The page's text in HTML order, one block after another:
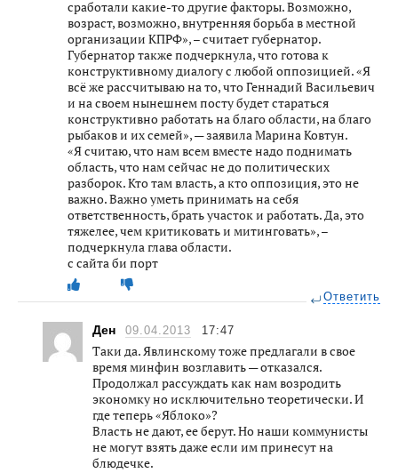
сработали какие-то другие факторы. Возможно,
возраст, возможно, внутренняя борьба в местной
организации КПРФ», – считает губернатор.
Губернатор также подчеркнула, что готова к
конструктивному диалогу с любой оппозицией. «Я
всё же рассчитываю на то, что Геннадий Васильевич
и на своем нынешнем посту будет стараться
конструктивно работать на благо области, на благо
рыбаков и их семей», — заявила Марина Ковтун.
«Я считаю, что нам всем вместе надо поднимать
область, что нам сейчас не до политических
разборок. Кто там власть, а кто оппозиция, это не
важно. Важно уметь принимать на себя
ответственность, брать участок и работать. Да, это
тяжелее, чем критиковать и митинговать», –
подчеркнула глава области.
с сайта би порт
Ответить
Ден 09.04.2013 17:47
Таки да. Явлинскому тоже предлагали в свое
время минфин возглавить — отказался.
Продолжал рассуждать как нам возродить
экономку но исключительно теоретически. И
где теперь «Яблоко»?
Власть не дают, ее берут. Но наши коммунисты
не могут взять даже если им принесут на
блюдечке.